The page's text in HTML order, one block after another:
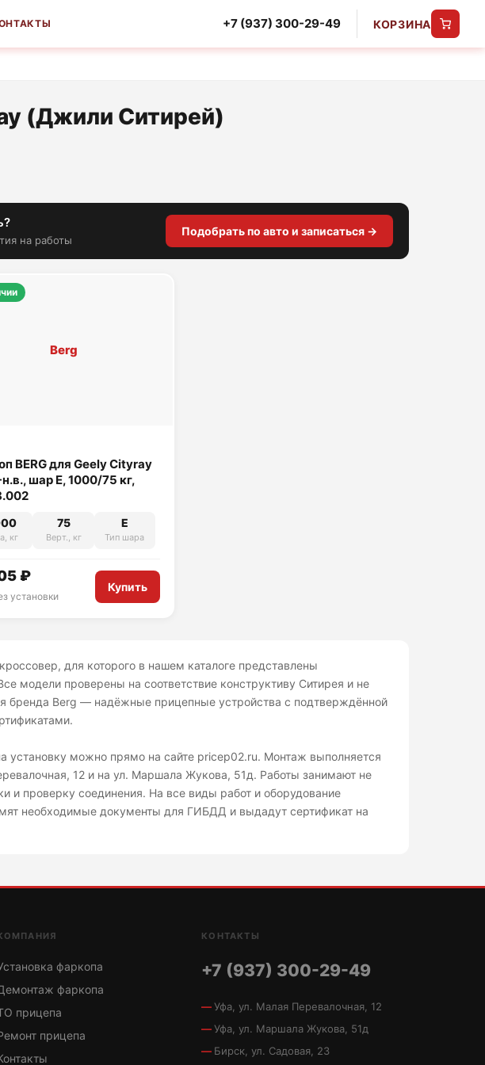
+7 (937) 300-29-49 КОРЗИНА
(Джили Ситирей)
на работы
Подобрать по авто и записаться →
Berg
BERG для Geely Cityray
шар Е, 1000/75 кг,
кг
75
Верт., кг
E
Тип шара
₽
установки
Купить
для которого в нашем каталоге представлены
модели проверены на соответствие конструктиву Ситирея и не
бренда Berg — надёжные прицепные устройства с подтверждённой
установку можно прямо на сайте pricep02.ru. Монтаж выполняется
12 и на ул. Маршала Жукова, 51д. Работы занимают не
и проверку соединения. На все виды работ и оборудование
необходимые документы для ГИБДД и выдадут сертификат на
фаркопа
фаркопа
прицепа
прицепа
КОНТАКТЫ
+7 (937) 300-29-49
Уфа, ул. Малая Перевалочная, 12
Уфа, ул. Маршала Жукова, 51д
Бирск, ул. Садовая, 23